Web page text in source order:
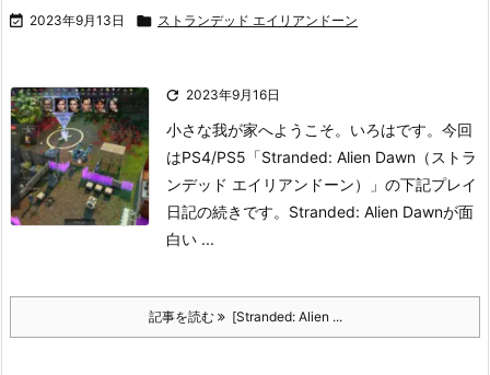
 2023年9月13日  ストランデッド エイリアンドーン
 2023年9月16日
小さな我が家へようこそ。いろはです。 今回
はPS4/PS5「Stranded: Alien Dawn（ストラ
ンデッド エイリアンドーン）」の下記プレイ
日記の続きです。 Stranded: Alien Dawnが面
白い ...
記事を読む [Stranded: Alien ...